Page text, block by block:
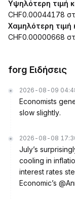
Υψηλότερη τιμή
CHF0.00044178
Χαμηλότερη τιμή
CHF0.00000668
forg Ειδήσεις
2026-08-09
Economists
slow slightly.
2026-08-08
July’s
cooling in
interest rates
Economic’s